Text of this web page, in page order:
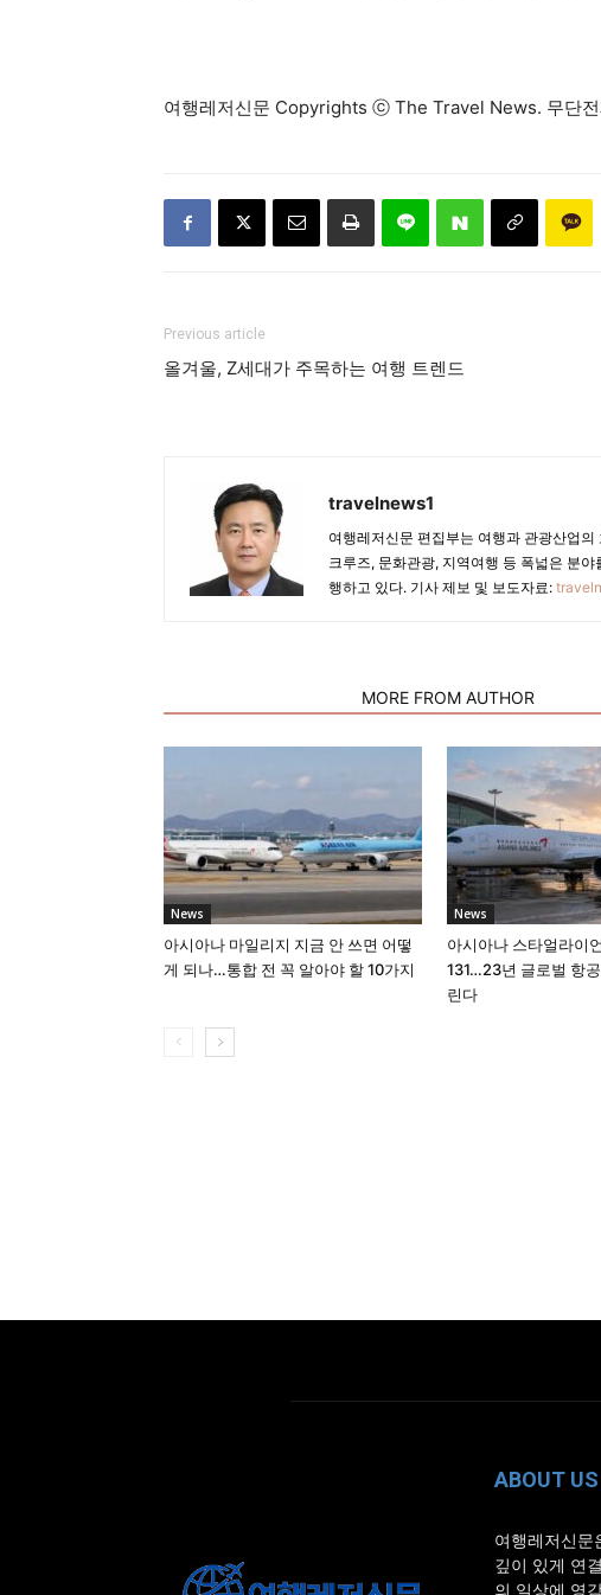
여행레저신문 Copyrights ⓒ The Travel News. 무단전
Previous article
올겨울, Z세대가 주목하는 여행 트렌드
travelnews1
여행레저신문 편집부는 여행과 관광산업
크루즈, 문화관광, 지역여행 등 폭넓은 분
행하고 있다. 기사 제보 및 보도자료:
MORE FROM AUTHOR
News
아시아나 마일리지 지금 안 쓰면 어떻
게 되나…통합 전 꼭 알아야 할 10가지
News
아시아나 스타얼라이
131…23년 글로벌 항
린다
ABOUT US
여행레저신문
깊이 있게 연
의 일상에 영